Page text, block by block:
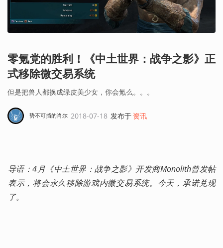
零氪党的胜利！《中土世界：战争之影》正
式移除微交易系统
但是把兽人都换成绿皮美少女，你会氪么。。。
势不可挡的肖尔 2018-07-18 发布于 资讯
导语：4月《中土世界：战争之影》开发商Monolith曾发帖
表示，将会永久移除游戏内微交易系统。今天，承诺兑现
了。